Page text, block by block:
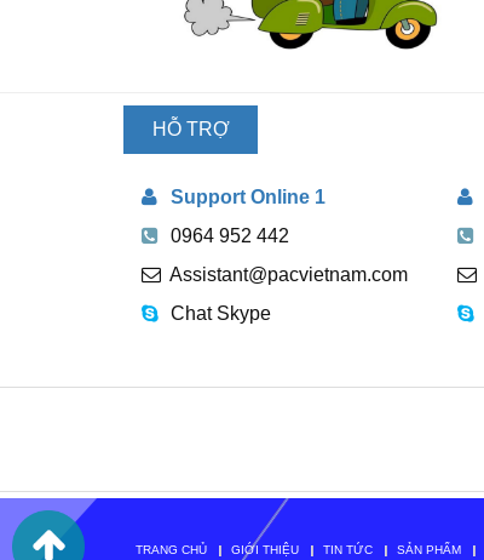
HỖ TRỢ
TUYẾN
Support Online 1
0964 952 442
Assistant@pacvietnam.com
Chat Skype
TRANG CHỦ GIỚI THIỆU TIN TỨC SẢN PHẨM